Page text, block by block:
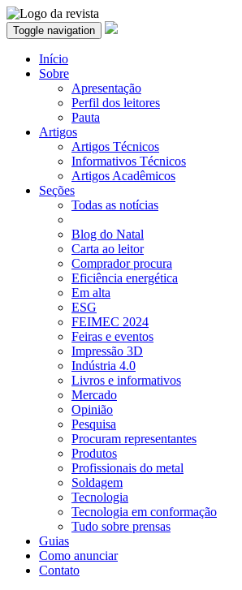
Toggle navigation
Início
Sobre
Apresentação
Perfil dos leitores
Pauta
Artigos
Artigos Técnicos
Informativos Técnicos
Artigos Acadêmicos
Seções
Todas as notícias
Blog do Natal
Carta ao leitor
Comprador procura
Eficiência energética
Em alta
ESG
FEIMEC 2024
Feiras e eventos
Impressão 3D
Indústria 4.0
Livros e informativos
Mercado
Opinião
Pesquisa
Procuram representantes
Produtos
Profissionais do metal
Soldagem
Tecnologia
Tecnologia em conformação
Tudo sobre prensas
Guias
Como anunciar
Contato